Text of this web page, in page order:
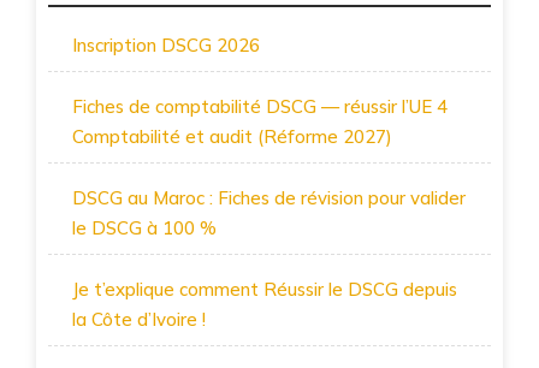
Inscription DSCG 2026
Fiches de comptabilité DSCG — réussir l’UE 4
Comptabilité et audit (Réforme 2027)
DSCG au Maroc : Fiches de révision pour valider
le DSCG à 100 %
Je t’explique comment Réussir le DSCG depuis
la Côte d’Ivoire !